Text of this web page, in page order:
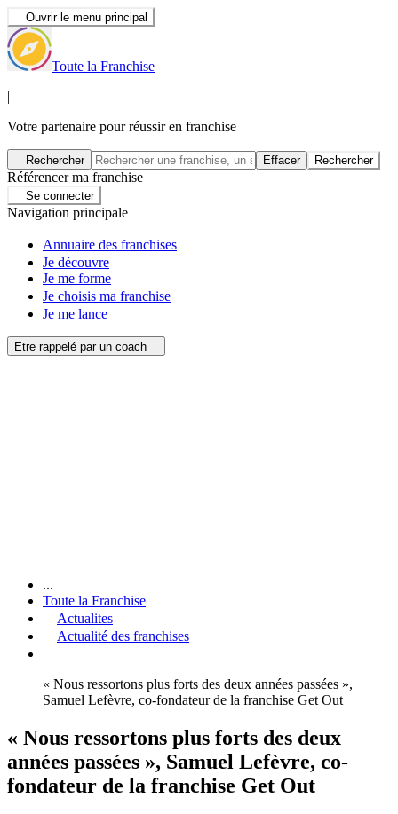
Ouvrir le menu principal
Toute la Franchise
|
Votre partenaire pour réussir en franchise
Rechercher Effacer Rechercher
Référencer ma franchise
Se connecter
Navigation principale
Annuaire des franchises
Je découvre
Je me forme
Je choisis ma franchise
Je me lance
Etre rappelé par un coach
...
Toute la Franchise
Actualites
Actualité des franchises
« Nous ressortons plus forts des deux années passées »,
Samuel Lefèvre, co-fondateur de la franchise Get Out
« Nous ressortons plus forts des deux
années passées », Samuel Lefèvre, co-
fondateur de la franchise Get Out